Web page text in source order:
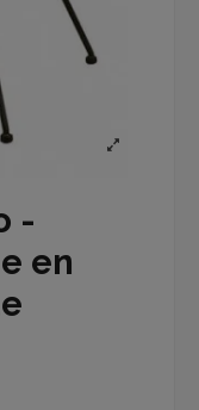
-
en